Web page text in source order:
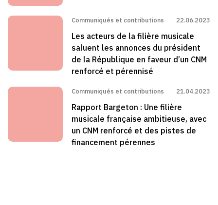
Communiqués et contributions 22.06.2023
Les acteurs de la filière musicale
saluent les annonces du président
de la République en faveur d’un CNM
renforcé et pérennisé
Communiqués et contributions 21.04.2023
Rapport Bargeton : Une filière
musicale française ambitieuse, avec
un CNM renforcé et des pistes de
financement pérennes